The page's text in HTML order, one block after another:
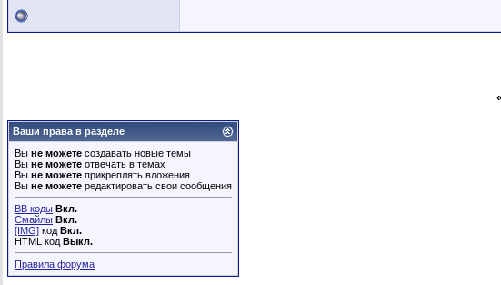
Дополнительные ответы в подтемах
Ответ: Отвечу на вопросы по...
Дополнительные ответы в подтемах
Nadin N Re: Отвечу на вопросы по 1С...
Ireykina Re: Отвечу на вопросы по 1С...
Sakaban Re: Отвечу на вопросы по 1С...
ЛидияМ Re: Отвечу на вопросы по 1С...
Ваши права в разделе
Вы не можете создавать новые темы
Вы не можете отвечать в темах
Вы не можете прикреплять вложения
Вы не можете редактировать свои сообщения
BB коды Вкл.
Смайлы Вкл.
[IMG] код Вкл.
HTML код Выкл.
Правила форума